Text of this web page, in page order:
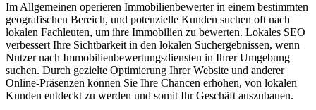
Im Allgemeinen operieren Immobilienbewerter in einem bestimmten
geografischen Bereich, und potenzielle Kunden suchen oft nach
lokalen Fachleuten, um ihre Immobilien zu bewerten. Lokales SEO
verbessert Ihre Sichtbarkeit in den lokalen Suchergebnissen, wenn
Nutzer nach Immobilienbewertungsdiensten in Ihrer Umgebung
suchen. Durch gezielte Optimierung Ihrer Website und anderer
Online-Präsenzen können Sie Ihre Chancen erhöhen, von lokalen
Kunden entdeckt zu werden und somit Ihr Geschäft auszubauen.